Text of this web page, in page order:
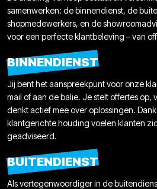
samenwerken: de binnendienst, de
shopmedewerkers, en de
voor een perfecte klantbeleving – van
BINNENDIENST
Jij bent het aanspreekpunt voor onze
mail of aan de balie. Je stelt offertes op,
denkt actief mee over oplossingen.
klantgerichte houding voelen klanten
geadviseerd.
BUITENDIENST
Als vertegenwoordiger in de